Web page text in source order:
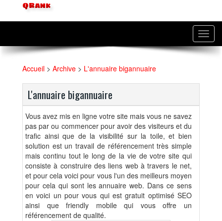
QRank
Accueil > Archive > L'annuaire bigannuaire
L'annuaire bigannuaire
Vous avez mis en ligne votre site mais vous ne savez
pas par ou commencer pour avoir des visiteurs et du
trafic ainsi que de la visibilité sur la toile, et bien
solution est un travail de référencement très simple
mais continu tout le long de la vie de votre site qui
consiste à construire des liens web à travers le net,
et pour cela voici pour vous l'un des meilleurs moyen
pour cela qui sont les annuaire web. Dans ce sens
en voici un pour vous qui est gratuit optimisé SEO
ainsi que friendly mobile qui vous offre un
référencement de qualité.